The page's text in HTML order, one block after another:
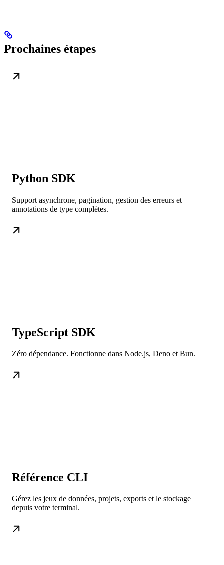
Prochaines étapes
Python SDK
Support asynchrone, pagination, gestion des erreurs et
annotations de type complètes.
TypeScript SDK
Zéro dépendance. Fonctionne dans Node.js, Deno et Bun.
Référence CLI
Gérez les jeux de données, projets, exports et le stockage
depuis votre terminal.